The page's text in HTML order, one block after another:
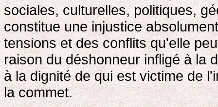
sociales, culturelles, politiques,
constitue une injustice
tensions et des conflits qu'elle
raison du déshonneur infligé à la
à la dignité de qui est victime de
la commet.